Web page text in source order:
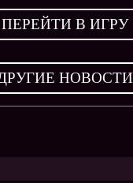
ПЕРЕЙТИ В ИГРУ
НОВОСТИ